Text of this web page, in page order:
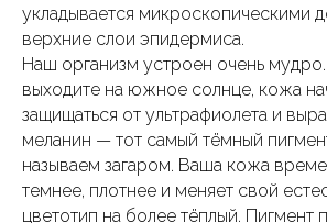
укладывается микроскопическими
верхние слои эпидермиса.
Наш организм устроен очень
выходите на южное солнце, кожа
защищаться от ультрафиолета и
меланин — тот самый тёмный
называем загаром. Ваша кожа
темнее, плотнее и меняет свой
цветотип на более тёплый. Пигмент